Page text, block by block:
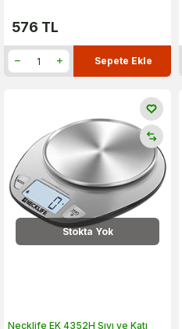
576 TL
Sepete Ekle
Stokta Yok
Necklife EK 4352H Sıvı ve Katı